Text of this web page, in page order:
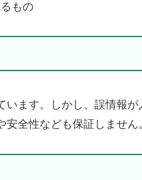
もの
ます。しかし、誤情報
全性なども保証しません